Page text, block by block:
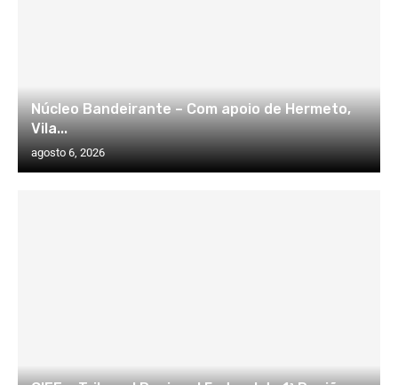
Núcleo Bandeirante – Com apoio de Hermeto,
Vila...
agosto 6, 2026